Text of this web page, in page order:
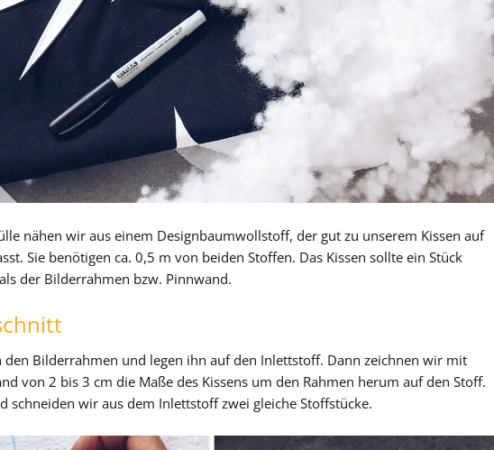
nähen wir aus einem Designbaumwollstoff, der gut zu unserem Kissen auf
Sie benötigen ca. 0,5 m von beiden Stoffen. Das Kissen sollte ein Stück
der Bilderrahmen bzw. Pinnwand.
den Bilderrahmen und legen ihn auf den Inlettstoff. Dann zeichnen wir mit
von 2 bis 3 cm die Maße des Kissens um den Rahmen herum auf den Stoff.
schneiden wir aus dem Inlettstoff zwei gleiche Stoffstücke.